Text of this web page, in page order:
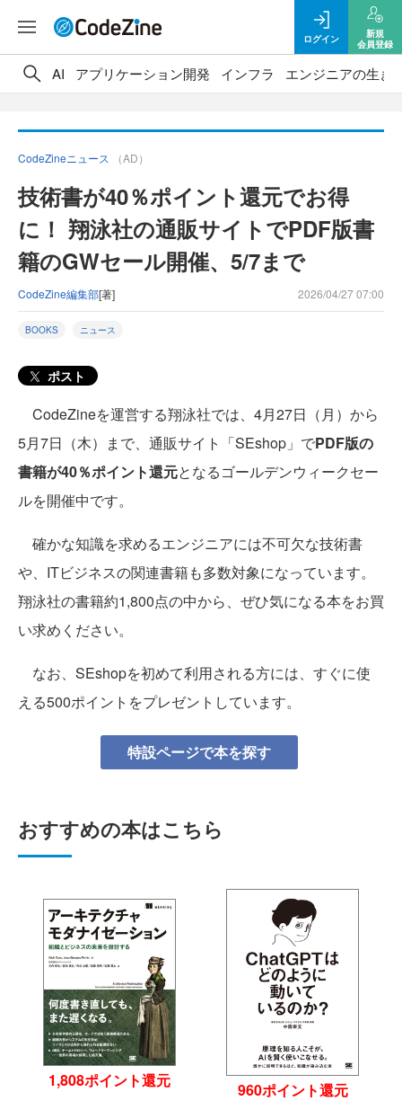
ログイン
新規
会員登録
AI アプリケーション開発 インフラ エンジニアの生き
CodeZineニュース （AD）
技術書が40％ポイント還元でお得
に！ 翔泳社の通販サイトでPDF版書
籍のGWセール開催、5/7まで
CodeZine編集部[著] 2026/04/27 07:00
BOOKS ニュース
ポスト
CodeZineを運営する翔泳社では、4月27日（月）から
5月7日（木）まで、通販サイト「SEshop」でPDF版の
書籍が40％ポイント還元となるゴールデンウィークセー
ルを開催中です。
確かな知識を求めるエンジニアには不可欠な技術書
や、ITビジネスの関連書籍も多数対象になっています。
翔泳社の書籍約1,800点の中から、ぜひ気になる本をお買
い求めください。
なお、SEshopを初めて利用される方には、すぐに使
える500ポイントをプレゼントしています。
特設ページで本を探す
おすすめの本はこちら
1,808ポイント還元 960ポイント還元